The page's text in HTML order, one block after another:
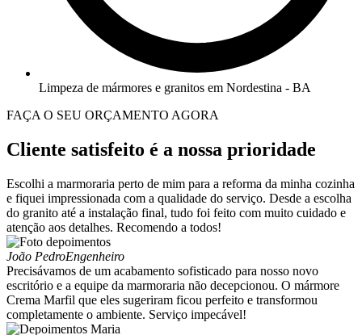
Limpeza de mármores e granitos em Nordestina - BA
FAÇA O SEU ORÇAMENTO AGORA
Cliente satisfeito é a nossa prioridade
Escolhi a marmoraria perto de mim para a reforma da minha cozinha
e fiquei impressionada com a qualidade do serviço. Desde a escolha
do granito até a instalação final, tudo foi feito com muito cuidado e
atenção aos detalhes. Recomendo a todos!
João PedroEngenheiro
Precisávamos de um acabamento sofisticado para nosso novo
escritório e a equipe da marmoraria não decepcionou. O mármore
Crema Marfil que eles sugeriram ficou perfeito e transformou
completamente o ambiente. Serviço impecável!